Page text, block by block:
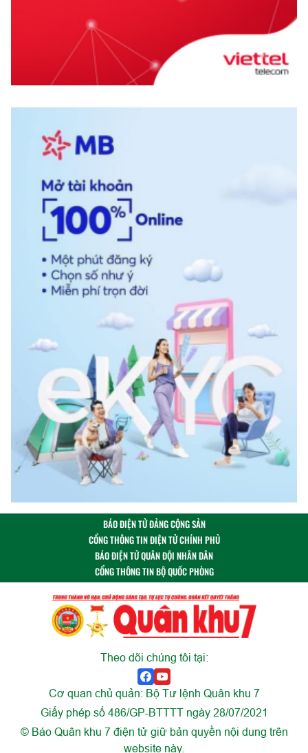
BÁO ĐIỆN TỬ ĐẢNG CỘNG SẢN
CỔNG THÔNG TIN ĐIỆN TỬ CHÍNH PHỦ
BÁO ĐIỆN TỬ QUÂN ĐỘI NHÂN DÂN
CỔNG THÔNG TIN BỘ QUỐC PHÒNG
Theo dõi chúng tôi tại:
Cơ quan chủ quản: Bộ Tư lệnh Quân khu 7
Giấy phép số 486/GP-BTTTT ngày 28/07/2021
© Báo Quân khu 7 điện tử giữ bản quyền nội dung trên
website này.